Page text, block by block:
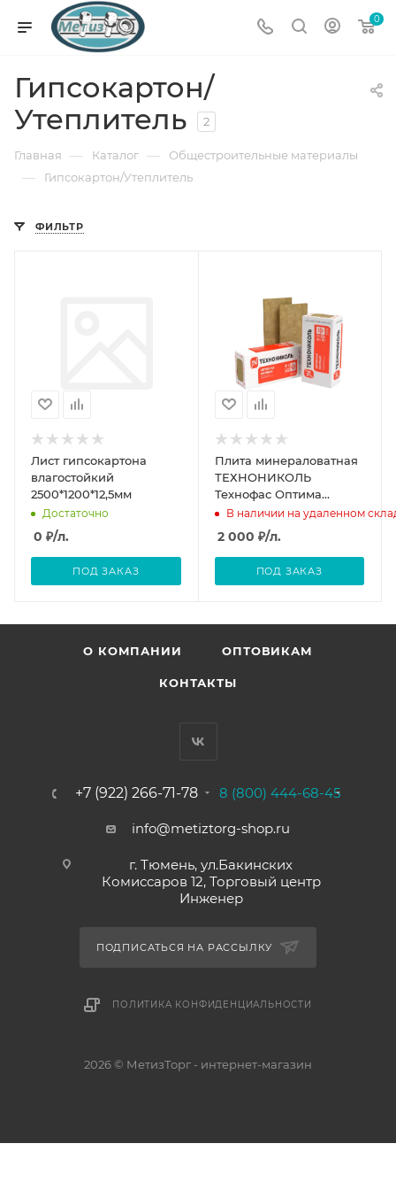
0
Гипсокартон/
Утеплитель
2
Главная — Каталог — Общестроительные материалы
— Гипсокартон/Утеплитель
ФИЛЬТР
Лист гипсокартона
влагостойкий
2500*1200*12,5мм
Достаточно
0 ₽/л.
ПОД ЗАКАЗ
Плита минераловатная
ТЕХНОНИКОЛЬ
Технофас Оптима
1200*600*100мм
В наличии на удаленном
2 000 ₽/л.
ПОД ЗАКАЗ
О КОМПАНИИ ОПТОВИКАМ
КОНТАКТЫ
+7 (922) 266-71-78 8 (800) 444-68-45
info@metiztorg-shop.ru
г. Тюмень, ул.Бакинских
Комиссаров 12, Торговый центр
Инженер
ПОДПИСАТЬСЯ НА РАССЫЛКУ
ПОЛИТИКА КОНФИДЕНЦИАЛЬНОСТИ
2026 © МетизТорг - интернет-магазин